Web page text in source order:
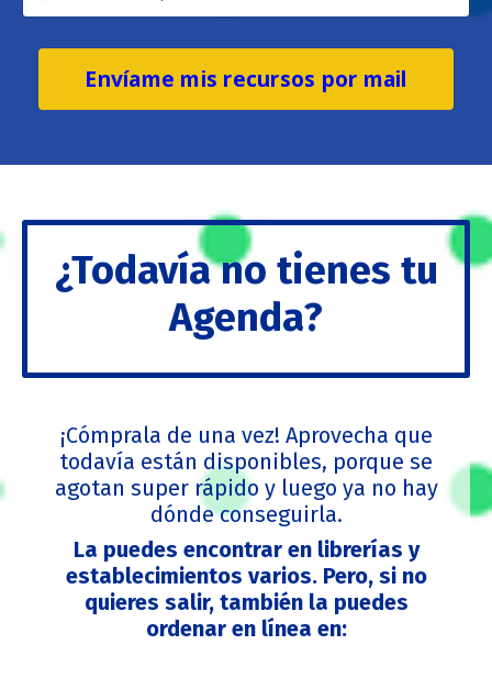
Envíame mis recursos por mail
¿Todavía no tienes tu
Agenda?
¡Cómprala de una vez! Aprovecha que
todavía están disponibles, porque se
agotan super rápido y luego ya no hay
dónde conseguirla.
La puedes encontrar en librerías y
establecimientos varios. Pero, si no
quieres salir, también la puedes
ordenar en línea en: